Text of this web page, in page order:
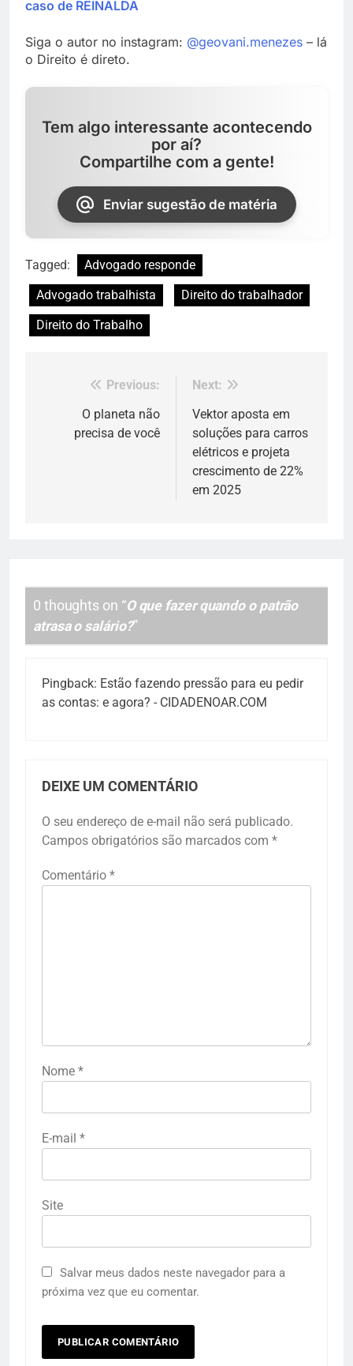
caso de REINALDA
Siga o autor no instagram: @geovani.menezes – lá
o Direito é direto.
Tem algo interessante acontecendo
por aí?
Compartilhe com a gente!
Enviar sugestão de matéria
Tagged:
Advogado responde
Advogado trabalhista
Direito do trabalhador
Direito do Trabalho
Navegação
Post
Previous:
O planeta não
precisa de você
Next:
Vektor aposta em
soluções para carros
elétricos e projeta
crescimento de 22%
em 2025
0 thoughts on “O que fazer quando o patrão
atrasa o salário?”
Pingback: Estão fazendo pressão para eu pedir
as contas: e agora? - CIDADENOAR.COM
DEIXE UM COMENTÁRIO
O seu endereço de e-mail não será publicado.
Campos obrigatórios são marcados com *
Comentário *
Nome *
E-mail *
Site
Salvar meus dados neste navegador para a
próxima vez que eu comentar.